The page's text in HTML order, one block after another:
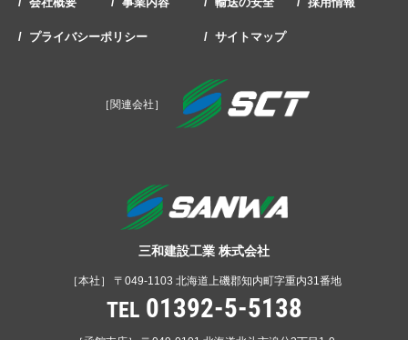
プライバシーポリシー サイトマップ
［関連会社］
三和建設工業 株式会社
［本社］ 〒049-1103 北海道上磯郡知内町字重内31番地
TEL 01392-5-5138